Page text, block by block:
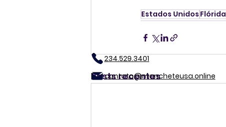
Estados Unidos Flórida
Posts recentes
234.529.3401
contato@mancheteusa.online